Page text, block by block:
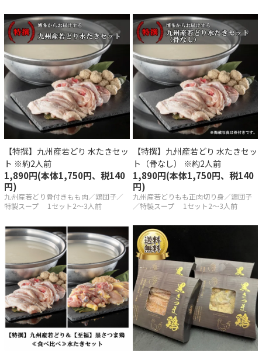
い解凍の方法
員登録
カウント
見る
要
るご質問
取引法
合わせ
【特撰】九州産若どり 水たきセッ
ト ※約2人前
1,890円(本体1,750円、税140
円)
九州産若どり骨付きもも肉／鶏団子／
特製スープ 1セット2～3人前
【特撰】九州産若どり 水たきセッ
ト（骨なし） ※約2人前
1,890円(本体1,750円、税140
円)
九州産若どりもも正肉切り身／鶏団子
／特製スープ 1セット2～3人前